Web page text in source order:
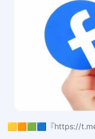
🟨🟧🟩🟦『https://